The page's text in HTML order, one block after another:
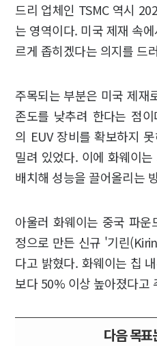
드리 업체인 TSMC 역시
는 영역이다. 미국 제재 속
르게 좁히겠다는 의지를 드
주목되는 부분은 미국 제재
존도를 낮추려 한다는 점
의 EUV 장비를 확보하지
밀려 있었다. 이에 화웨이
배치해 성능을 끌어올리는
아울러 화웨이는 중국 파
정으로 만든 신규 '기린
다고 밝혔다. 화웨이는 칩
보다 50% 이상 높아졌다고
다음 목